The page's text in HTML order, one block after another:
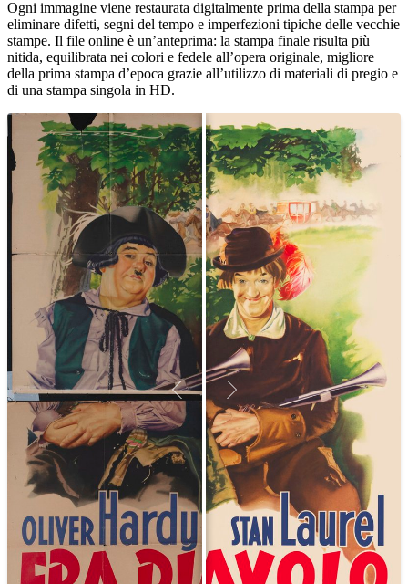
Ogni immagine viene restaurata digitalmente prima della stampa per
eliminare difetti, segni del tempo e imperfezioni tipiche delle vecchie
stampe. Il file online è un’anteprima: la stampa finale risulta più
nitida, equilibrata nei colori e fedele all’opera originale, migliore
della prima stampa d’epoca grazie all’utilizzo di materiali di pregio e
di una stampa singola in HD.